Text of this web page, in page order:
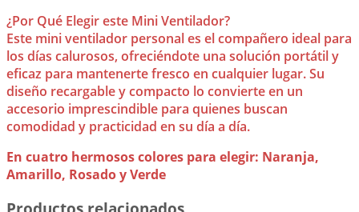
¿Por Qué Elegir este Mini Ventilador?
Este mini ventilador personal es el compañero ideal para
los días calurosos, ofreciéndote una solución portátil y
eficaz para mantenerte fresco en cualquier lugar. Su
diseño recargable y compacto lo convierte en un
accesorio imprescindible para quienes buscan
comodidad y practicidad en su día a día.
En cuatro hermosos colores para elegir: Naranja,
Amarillo, Rosado y Verde